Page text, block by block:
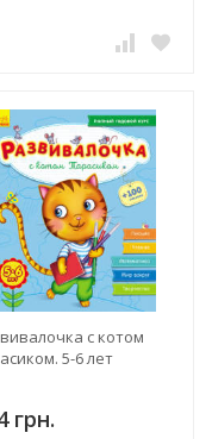
с котом
5-6 лет
грн.